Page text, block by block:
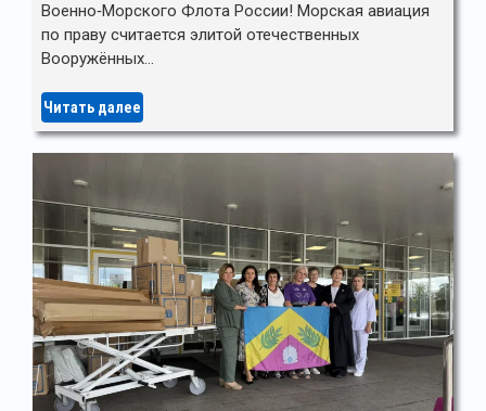
Военно‑Морского Флота России! Морская авиация
по праву считается элитой отечественных
Вооружённых…
Читать далее